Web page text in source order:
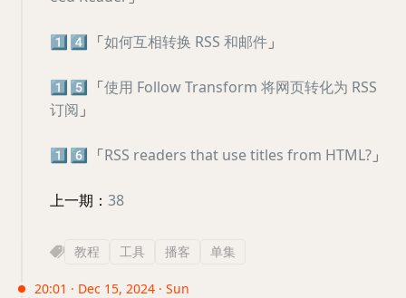
1️⃣4️⃣ 「如何互相转换 RSS 和邮件 」
1️⃣5️⃣ 「使用 Follow Transform 将网页转化为 RSS
订阅 」
1️⃣6️⃣ 「RSS readers that use titles from HTML? 」
上一期： 38
教程 工具 播客 单集
20:01 · Dec 15, 2024 · Sun